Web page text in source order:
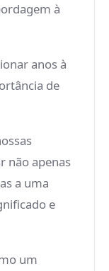
à
anos à
de
não apenas
a uma
e
um